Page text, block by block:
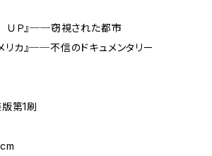
ＵＰ』──窃視された都市
リカ』──不信のドキュメンタリー
第1刷